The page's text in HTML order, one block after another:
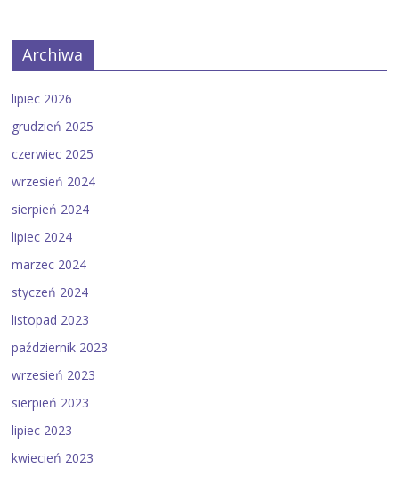
Archiwa
lipiec 2026
grudzień 2025
czerwiec 2025
wrzesień 2024
sierpień 2024
lipiec 2024
marzec 2024
styczeń 2024
listopad 2023
październik 2023
wrzesień 2023
sierpień 2023
lipiec 2023
kwiecień 2023